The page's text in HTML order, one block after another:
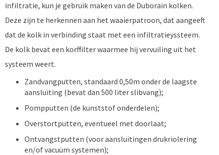
infiltratie, kun je gebruik maken van de Duborain kolken.
Deze zijn te herkennen aan het waaierpatroon, dat aangeeft
dat de kolk in verbinding staat met een infiltratieyssteem.
De kolk bevat een korffilter waarmee hij vervuiling uit het
systeem weert.
Zandvangputten, standaard 0,50m onder de laagste
aansluiting (bevat dan 500 liter slibvang);
Pompputten (de kunststof onderdelen);
Overstortputten, eventueel met doorlaat;
Ontvangstputten (voor aansluitingen drukriolering
en/of vacuüm systemen);